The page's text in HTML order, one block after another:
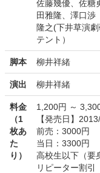
佐藤幾優、佐糖
田雅隆、澤口
隆之(下井草演
テント）
脚本 柳井祥緒
演出 柳井祥緒
料金
（1
枚あ
た
り）
1,200円 ～
【発売日】
前売：3000円
当日：3300円
高校生以下（要
リピーター割引